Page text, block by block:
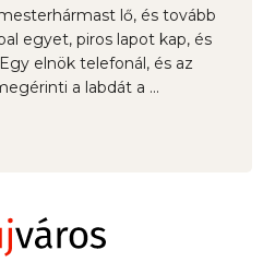
lő, és tovább
egyet, piros lapot kap, és
elnök telefonál, és az
a labdát a ...